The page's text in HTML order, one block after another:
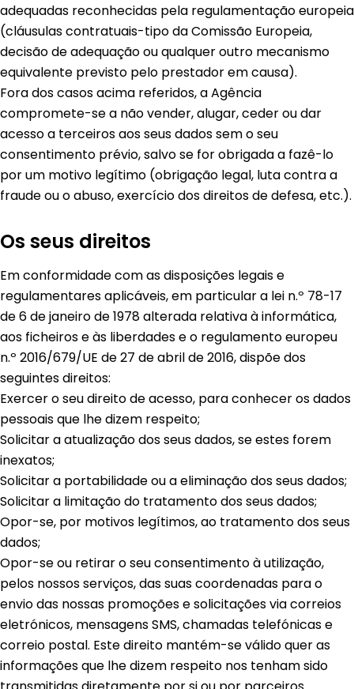
adequadas reconhecidas pela regulamentação europeia
(cláusulas contratuais-tipo da Comissão Europeia,
decisão de adequação ou qualquer outro mecanismo
equivalente previsto pelo prestador em causa).
Fora dos casos acima referidos, a Agência
compromete-se a não vender, alugar, ceder ou dar
acesso a terceiros aos seus dados sem o seu
consentimento prévio, salvo se for obrigada a fazê-lo
por um motivo legítimo (obrigação legal, luta contra a
fraude ou o abuso, exercício dos direitos de defesa, etc.).
Os seus direitos
Em conformidade com as disposições legais e
regulamentares aplicáveis, em particular a lei n.º 78-17
de 6 de janeiro de 1978 alterada relativa à informática,
aos ficheiros e às liberdades e o regulamento europeu
n.º 2016/679/UE de 27 de abril de 2016, dispõe dos
seguintes direitos:
Exercer o seu direito de acesso, para conhecer os dados
pessoais que lhe dizem respeito;
Solicitar a atualização dos seus dados, se estes forem
inexatos;
Solicitar a portabilidade ou a eliminação dos seus dados;
Solicitar a limitação do tratamento dos seus dados;
Opor-se, por motivos legítimos, ao tratamento dos seus
dados;
Opor-se ou retirar o seu consentimento à utilização,
pelos nossos serviços, das suas coordenadas para o
envio das nossas promoções e solicitações via correios
eletrónicos, mensagens SMS, chamadas telefónicas e
correio postal. Este direito mantém-se válido quer as
informações que lhe dizem respeito nos tenham sido